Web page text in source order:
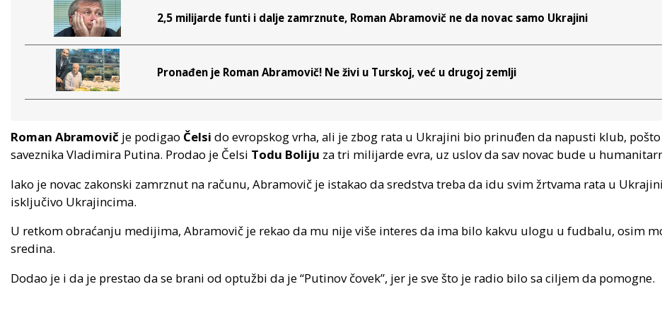
2,5 milijarde funti i dalje zamrznute, Roman Abramovič ne da novac samo Ukrajini
Pronađen je Roman Abramovič! Ne živi u Turskoj, već u drugoj zemlji
Roman Abramovič je podigao Čelsi do evropskog vrha, ali je zbog rata u Ukrajini bio prinuđen da napusti klub,
saveznika Vladimira Putina. Prodao je Čelsi Todu Boliju za tri milijarde evra, uz uslov da sav novac bude u
Iako je novac zakonski zamrznut na računu, Abramovič je istakao da sredstva treba da idu svim žrtvama rata u
isključivo Ukrajincima.
U retkom obraćanju medijima, Abramovič je rekao da mu nije više interes da ima bilo kakvu ulogu u fudbalu, osim
sredina.
Dodao je i da je prestao da se brani od optužbi da je “Putinov čovek”, jer je sve što je radio bilo sa ciljem da pomogne.